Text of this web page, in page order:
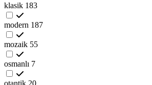
klasik 183
modern 187
mozaik 55
osmanlı 7
otantik 20